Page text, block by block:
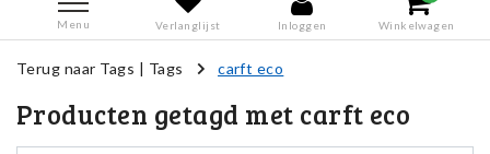
Menu Verlanglijst Inloggen Winkelwagen
Terug naar Tags | Tags carft eco
Producten getagd met carft eco